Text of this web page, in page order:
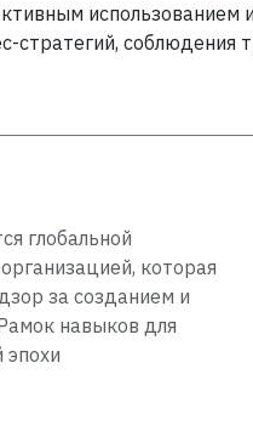
использованием
стратегий, соблюдения
глобальной
которая
за созданием и
навыков для